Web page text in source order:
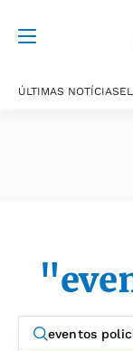
ÚLTIMAS NOTÍCIAS